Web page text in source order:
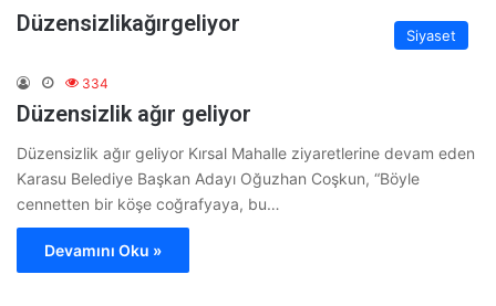
Düzensizlikağırgeliyor Siyaset
334
Düzensizlik ağır geliyor
Düzensizlik ağır geliyor Kırsal Mahalle ziyaretlerine devam eden
Karasu Belediye Başkan Adayı Oğuzhan Coşkun, “Böyle
cennetten bir köşe coğrafyaya, bu…
Devamını Oku »